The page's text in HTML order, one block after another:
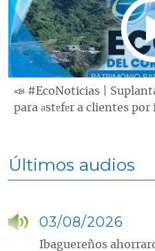
📣 #EcoNoticias |
para ǝstɐfɐr a clientes
Últimos audios
03/08/2026
Ibaguereños